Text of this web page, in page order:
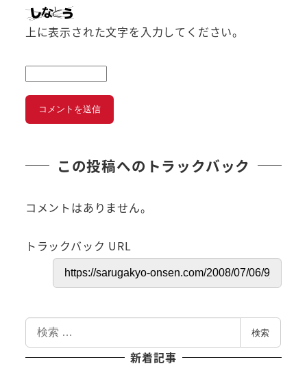
上に表示された文字を入力してください。
この投稿へのトラックバック
コメントはありません。
トラックバック URL
索
検索
新着記事